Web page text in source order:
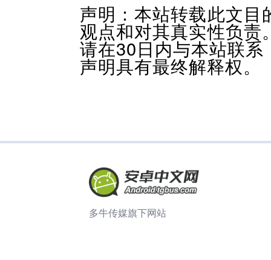
声明：本站转载此文
观点和对其真实性负
请在30日内与本站联
声明具有最终解释权。
多牛传媒旗下网站